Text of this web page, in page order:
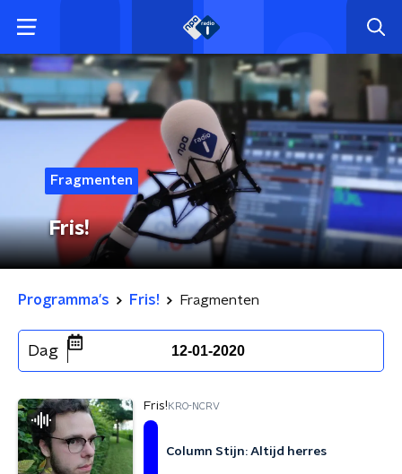
Fragmenten
Fris!
Programma's Fris! Fragmenten
Dag 12-01-2020
Fris! KRO-NCRV
Column Stijn: Altijd herres